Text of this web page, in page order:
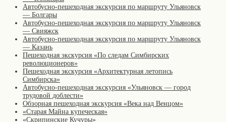
Автобусно-пешеходная экскурсия по маршруту Ульяновск
— Болгары
Автобусно-пешеходная экскурсия по маршруту Ульяновск
— Свияжск
Автобусно-пешеходная экскурсия по маршруту Ульяновск
— Казань
Пешеходная экскурсия «По следам Симбирских
революционеров»
Пешеходная экскурсия «Архитектурная летопись
Симбирска»
Автобусно-пешеходная экскурсия «Ульяновск — город
трудовой доблести»
Обзорная пешеходная экскурсия «Века над Венцом»
«Старая Майна купеческая»
«Скрипинские Кучуры»